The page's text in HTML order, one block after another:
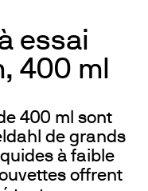
essai
400 ml
400 ml sont
de grands
à faible
offrent